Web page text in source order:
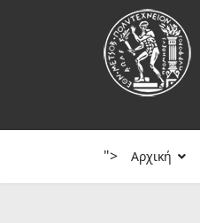
">
Αρχική